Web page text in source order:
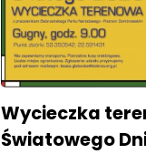
Wycieczka
Światowego